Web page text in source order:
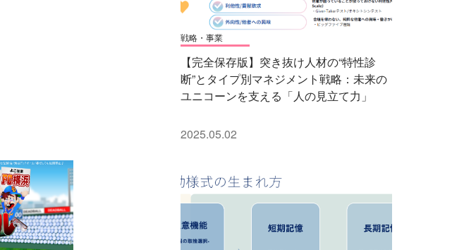
戦略・事業
【完全保存版】突き抜け人材の“特性診
断”とタイプ別マネジメント戦略：未来の
ユニコーンを支える「人の見立て力」
2025.05.02